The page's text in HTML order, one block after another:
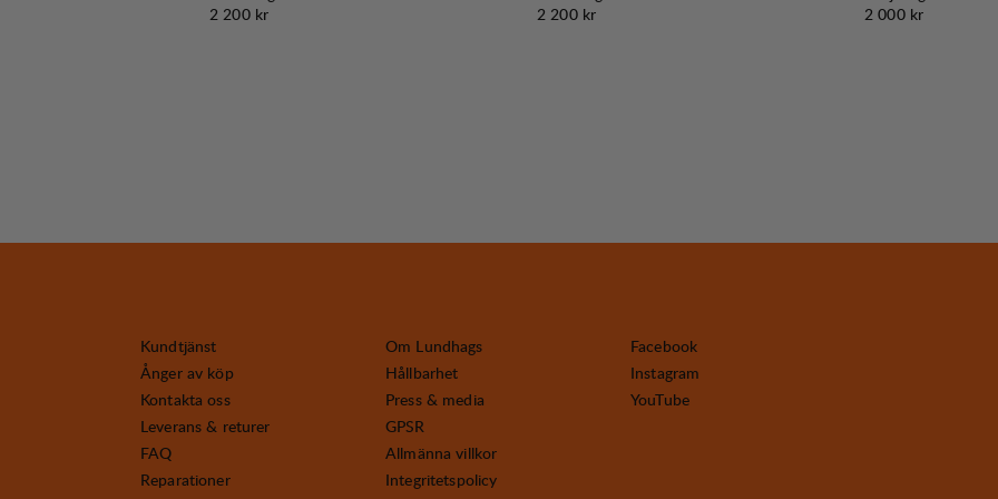
Pris:
2 200 kr
Pris:
2 200 kr
Pris:
2 000 kr
Kundtjänst
Ånger av köp
Kontakta oss
Leverans & returer
FAQ
Reparationer
Om Lundhags
Hållbarhet
Press & media
GPSR
Allmänna villkor
Integritetspolicy
Facebook
Instagram
YouTube